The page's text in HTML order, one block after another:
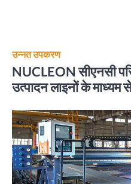
उन्नत उपकरण
NUCLEON सीएनसी
उत्पादन लाइनों के माध्यम